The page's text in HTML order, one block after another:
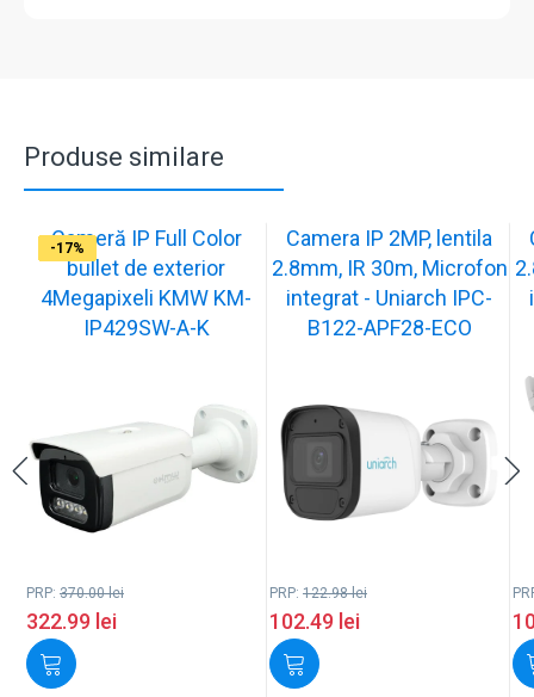
Produse similare
-13%
Cameră IP Full Color
bullet de exterior
4Megapixeli KMW KM-
IP429SW-A-K
PRP: 370.00lei
322.99 lei
-17%
Camera IP 2MP, lentila
2.8mm, IR 30m, Microfon
integrat - Uniarch IPC-
B122-APF28-ECO
PRP: 122.98lei
102.49 lei
-17%
-17%
-17%
-17%
-17%
-17%
-17%
-17%